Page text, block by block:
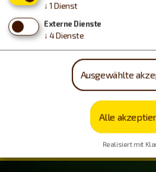
Camping
↓ 1 Dienst
Externe Dienste
↓ 4Dienste
Ausgewählte
Alle
Realisiert mit